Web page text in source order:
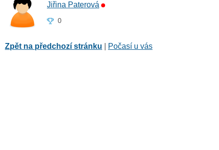
Jiřina Paterová
0
Zpět na předchozí stránku Počasí u vás